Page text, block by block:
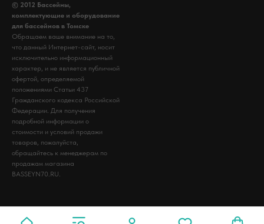
© 2012 Бассейны,
комплектующие и оборудование
для бассейнов в Томске
Обращаем ваше внимание на то,
что данный Интернет-сайт, носит
исключительно информационный
характер, и не является публичной
офертой, определяемой
положениями Статьи 437
Гражданского кодекса Российской
Федерации. Для получения
подробной информации о
стоимости и условий продажи
товаров, пожалуйста,
обращайтесь к менеджерам по
продажам магазина
BASSEYN70.RU.